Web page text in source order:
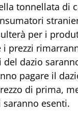
tonnellata di
per i
i prezzi
del dazio
pagare il
di prima,
esenti.